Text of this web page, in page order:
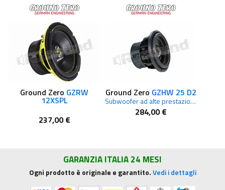
Ground Zero GZRW
12XSPL
237,00 €
Ground Zero GZHW 25 D2
Subwoofer ad alte prestazioni da 25 cm / 10"
284,00 €
GARANZIA ITALIA 24 MESI
Ogni prodotto è originale e garantito.Vedi i dettagli